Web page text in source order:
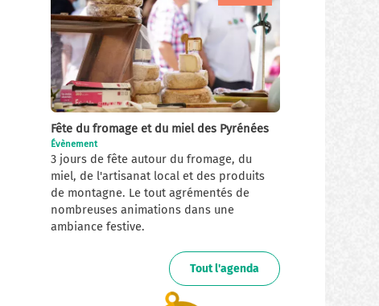
Fête du fromage et du miel des Pyrénées
Évènement
3 jours de fête autour du fromage, du
miel, de l'artisanat local et des produits
de montagne. Le tout agrémentés de
nombreuses animations dans une
ambiance festive.
Tout l'agenda